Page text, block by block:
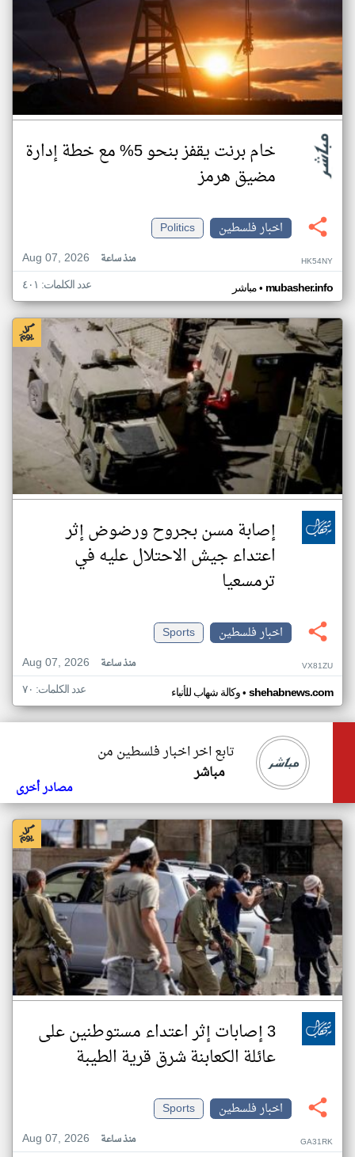
خام برنت يقفز بنحو 5% مع خطة إدارة
مضيق هرمز
اخبار فلسطين
Politics
Aug 07, 2026
منذ ساعة HK54NY
مباشر• mubasher.info عدد الكلمات: ٤٠١
إصابة مسن بجروح ورضوض إثر
اعتداء جيش الاحتلال عليه في
ترمسعيا
اخبار فلسطين
Sports
Aug 07, 2026
منذ ساعة VX81ZU
وكالة شهاب للأنباء• shehabnews.com عدد الكلمات: ٧٠
تابع اخر اخبار فلسطين من
مباشر
مصادر أخرى
3 إصابات إثر اعتداء مستوطنين على
عائلة الكعابنة شرق قرية الطيبة
اخبار فلسطين
Sports
Aug 07, 2026
منذ ساعة GA31RK